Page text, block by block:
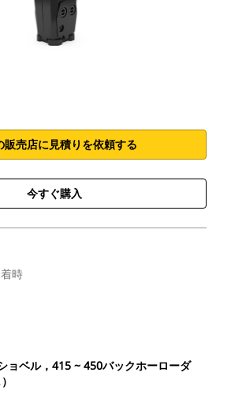
販売店に見積りを依頼する
今すぐ購入
時
ョベル，415 ~ 450バックホーローダ